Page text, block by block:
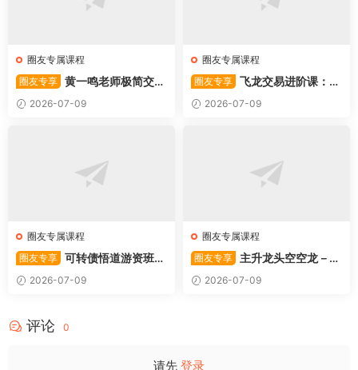
圈友专属课程
圈友专享 黄一鸣老师极简交易
系统2026-07-09
圈友专属课程
圈友专享 飞龙交易进阶课：共
振战法
2026-07-09
圈友专属课程
圈友专享 可转债悟道游资班出
奇系列悟道系列守正系列课程-
卓妍
2026-07-09
圈友专属课程
圈友专享
主升龙头空空龙－竞
价抢筹盘口的量化公式与十几
年的体系干货，全篇2026061
2026-07-09
评论 0
请先 登录